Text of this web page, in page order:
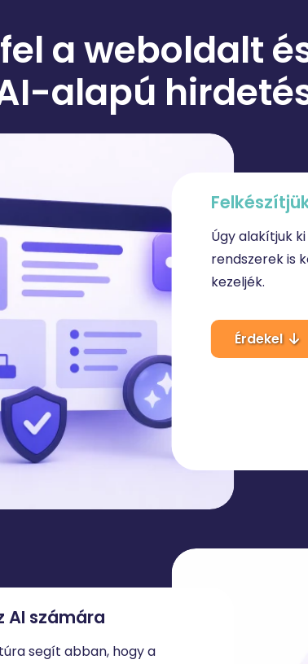
a weboldalt
alapú
Úgy alakítjuk
rendszerek is
kezeljék.
Érdekel
AI számára
segít abban, hogy a